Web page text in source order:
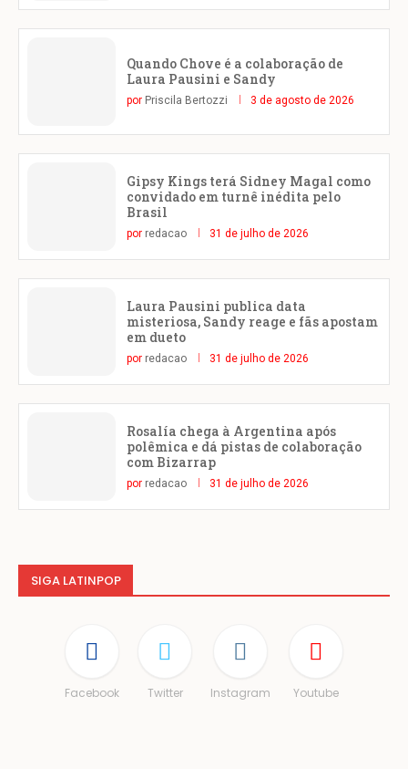
Quando Chove é a colaboração de
Laura Pausini e Sandy
por Priscila Bertozzi 3 de agosto de 2026
Gipsy Kings terá Sidney Magal como
convidado em turnê inédita pelo
Brasil
por redacao 31 de julho de 2026
Laura Pausini publica data
misteriosa, Sandy reage e fãs apostam
em dueto
por redacao 31 de julho de 2026
Rosalía chega à Argentina após
polêmica e dá pistas de colaboração
com Bizarrap
por redacao 31 de julho de 2026
SIGA LATINPOP
Facebook Twitter Instagram Youtube